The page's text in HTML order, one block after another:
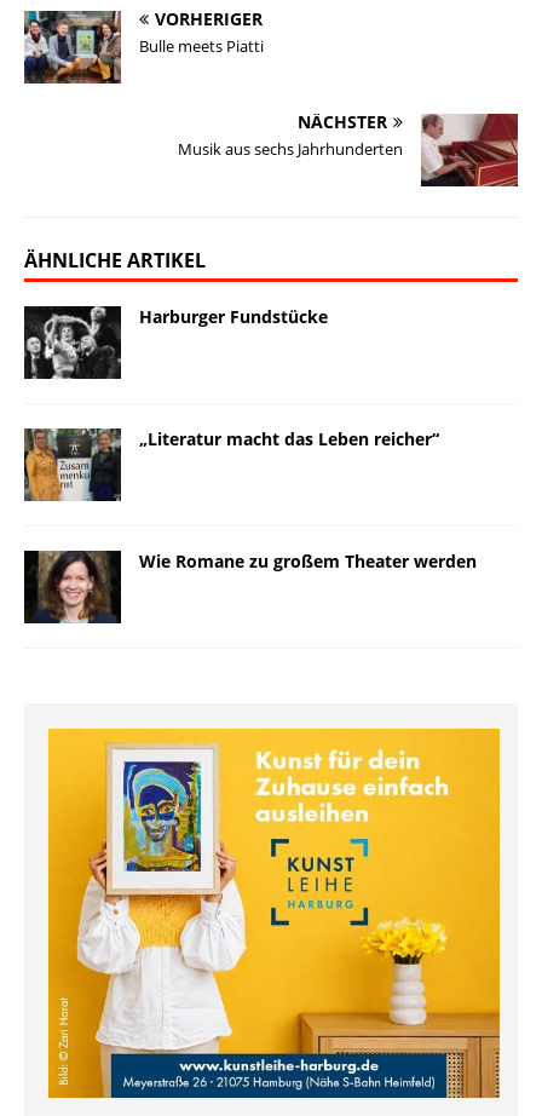
VORHERIGER
Bulle meets Piatti
NÄCHSTER
Musik aus sechs Jahrhunderten
ÄHNLICHE ARTIKEL
Harburger Fundstücke
„Literatur macht das Leben reicher“
Wie Romane zu großem Theater werden